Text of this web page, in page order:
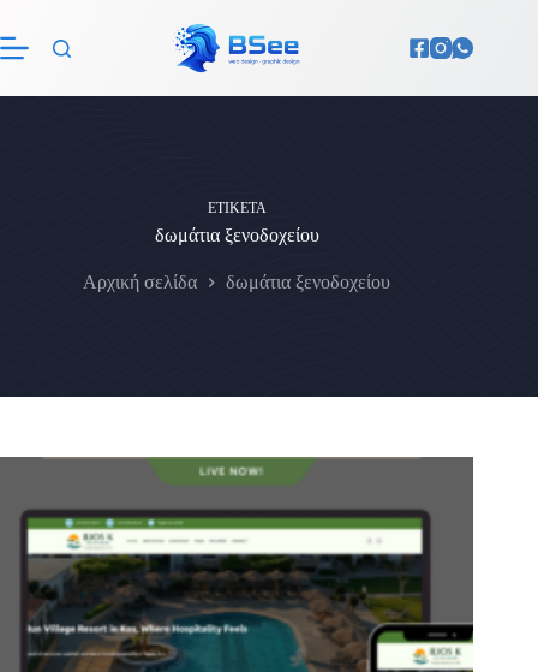
περιεχόμενο
ΕΤΙΚΈΤΑ
δωμάτια ξενοδοχείου
Αρχική σελίδα δωμάτια ξενοδοχείου